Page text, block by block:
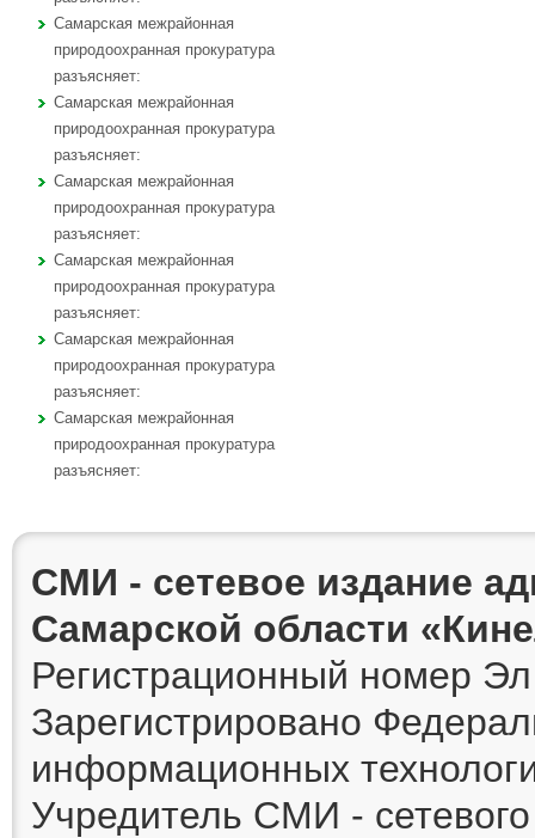
Самарская межрайонная
природоохранная прокуратура
разъясняет:
Самарская межрайонная
природоохранная прокуратура
разъясняет:
Самарская межрайонная
природоохранная прокуратура
разъясняет:
Самарская межрайонная
природоохранная прокуратура
разъясняет:
Самарская межрайонная
природоохранная прокуратура
разъясняет:
Самарская межрайонная
природоохранная прокуратура
разъясняет:
СМИ - сетевое издание
Самарской области
Регистрационный номер
Зарегистрировано
информационных
Учредитель СМИ -